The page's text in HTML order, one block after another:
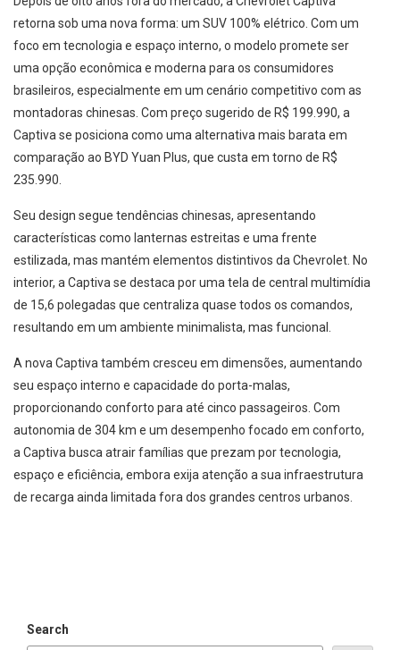
retorna sob uma nova forma: um SUV 100% elétrico. Com um
foco em tecnologia e espaço interno, o modelo promete ser
uma opção econômica e moderna para os consumidores
brasileiros, especialmente em um cenário competitivo com as
montadoras chinesas. Com preço sugerido de R$ 199.990, a
Captiva se posiciona como uma alternativa mais barata em
comparação ao BYD Yuan Plus, que custa em torno de R$
235.990.
Seu design segue tendências chinesas, apresentando
características como lanternas estreitas e uma frente
estilizada, mas mantém elementos distintivos da Chevrolet. No
interior, a Captiva se destaca por uma tela de central multimídia
de 15,6 polegadas que centraliza quase todos os comandos,
resultando em um ambiente minimalista, mas funcional.
A nova Captiva também cresceu em dimensões, aumentando
seu espaço interno e capacidade do porta-malas,
proporcionando conforto para até cinco passageiros. Com
autonomia de 304 km e um desempenho focado em conforto,
a Captiva busca atrair famílias que prezam por tecnologia,
espaço e eficiência, embora exija atenção a sua infraestrutura
de recarga ainda limitada fora dos grandes centros urbanos.
Search